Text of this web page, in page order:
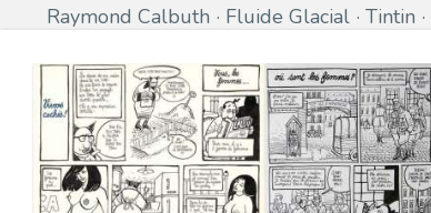
Raymond Calbuth
Fluide Glacial Tintin